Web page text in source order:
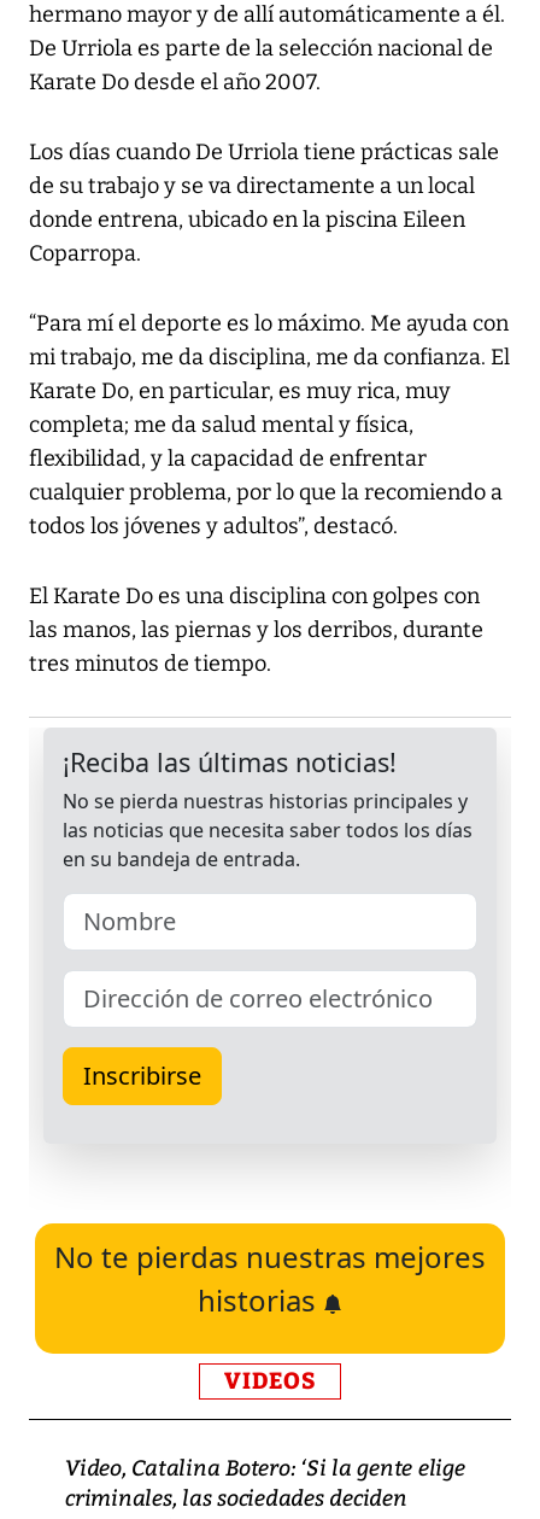
hermano mayor y de allí automáticamente a él.
De Urriola es parte de la selección nacional de
Karate Do desde el año 2007.
Los días cuando De Urriola tiene prácticas sale
de su trabajo y se va directamente a un local
donde entrena, ubicado en la piscina Eileen
Coparropa.
“Para mí el deporte es lo máximo. Me ayuda con
mi trabajo, me da disciplina, me da confianza. El
Karate Do, en particular, es muy rica, muy
completa; me da salud mental y física,
flexibilidad, y la capacidad de enfrentar
cualquier problema, por lo que la recomiendo a
todos los jóvenes y adultos”, destacó.
El Karate Do es una disciplina con golpes con
las manos, las piernas y los derribos, durante
tres minutos de tiempo.
No te pierdas nuestras mejores
historias
VIDEOS
Video, Catalina Botero: ‘Si la gente elige
criminales, las sociedades deciden